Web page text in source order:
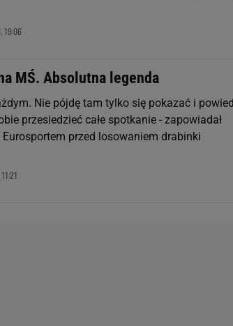
19:06
MŚ. Absolutna legenda
Nie pójdę tam tylko się pokazać i
przesiedzieć całe spotkanie - zapowiadał
przed losowaniem drabinki